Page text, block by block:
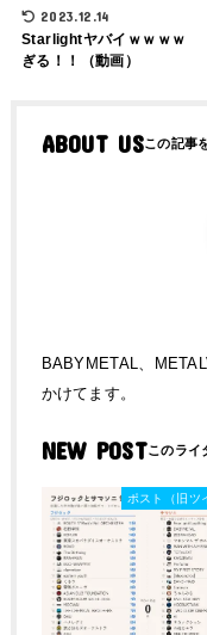
2023.12.14
Starlightヤバイｗｗｗ
ぎる！！（動画）
ABOUT US
BABYMETAL、
かけてます。
NEW POST
ポスト（旧ツ